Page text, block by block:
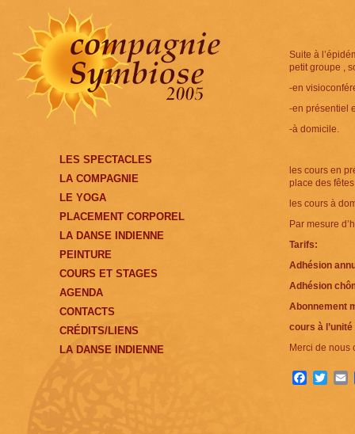
LES SPECTACLES
LA COMPAGNIE
LE YOGA
PLACEMENT CORPOREL
LA DANSE INDIENNE
PEINTURE
COURS ET STAGES
AGENDA
CONTACTS
CRÉDITS/LIENS
LA DANSE INDIENNE
Suite à
petit groupe ,
-en
-en présentiel
-à domicile.
les cours en
place des
les cours à
Par mesure
Tarifs:
Adhésion
Adhésion
Abonnement
cours à l’unité
Merci de nous
Facebook